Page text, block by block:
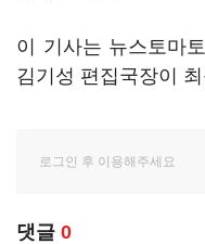
이 기사는 뉴스토마
김기성 편집국장이
댓글 0